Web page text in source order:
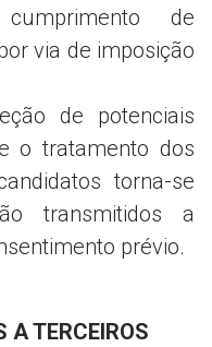
de
via de imposição
de potenciais
o tratamento dos
torna-se
transmitidos a
prévio.
A TERCEIROS